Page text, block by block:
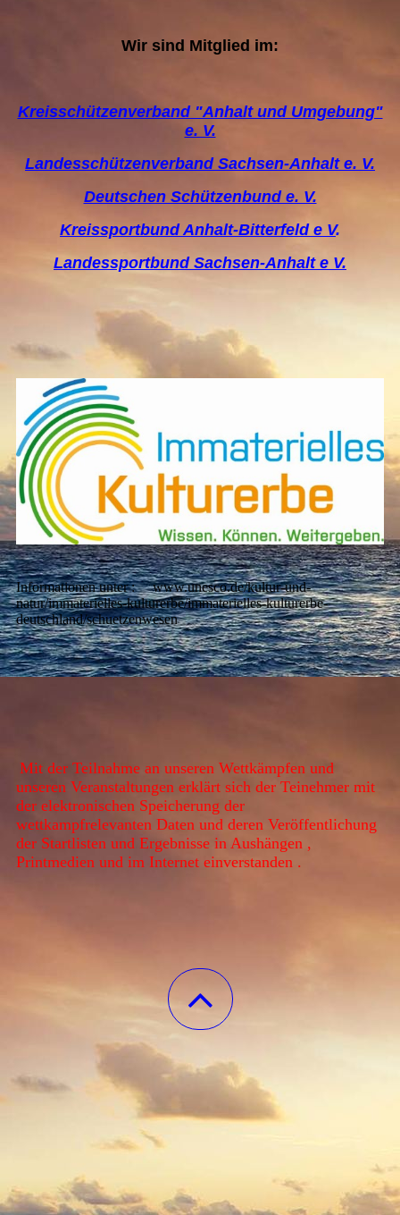
Wir sind Mitglied im:
Kreisschützenverband "Anhalt und Umgebung"
e. V.
Landesschützenverband Sachsen-Anhalt e. V.
Deutschen Schützenbund e. V.
Kreissportbund Anhalt-Bitterfeld e V.
Landessportbund Sachsen-Anhalt e V.
Informationen unter : www.unesco.de/kultur-und-
natur/immaterielles-kulturerbe/immaterielles-kulturerbe-
deutschland/schuetzenwesen
Mit der Teilnahme an unseren Wettkämpfen und
unseren Veranstaltungen erklärt sich der Teinehmer mit
der elektronischen Speicherung der
wettkampfrelevanten Daten und deren Veröffentlichung
der Startlisten und Ergebnisse in Aushängen ,
Printmedien und im Internet einverstanden .